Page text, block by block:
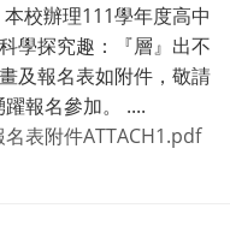
校辦理111學年度高中
學探究趣：『層』出不
及報名表如附件，敬請
報名參加。 ....
表附件ATTACH1.pdf